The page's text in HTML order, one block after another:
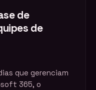
de
de
que gerenciam
365, o